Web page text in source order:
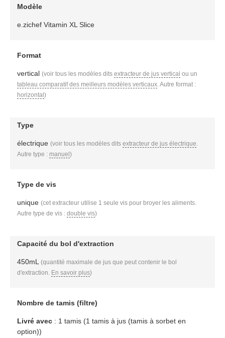
Modèle
e.zichef Vitamin XL Slice
Format
vertical (voir tous les modèles dits extracteur de jus vertical ou un
tableau comparatif des meilleurs modèles verticaux. Autre format :
horizontal )
Type
électrique (voir tous les modèles dits extracteur de jus électrique.
Autre type : manuel )
Type de vis
unique (cet extracteur utilise 1 seule vis pour broyer les aliments.
Autre type de vis : double vis)
Capacité du bol d'extraction
450mL (quantité maximale de jus que peut contenir le bol
d'extraction. En savoir plus)
Nombre de tamis (filtre)
Livré avec: 1 tamis (1 tamis à jus (tamis à sorbet en
option))